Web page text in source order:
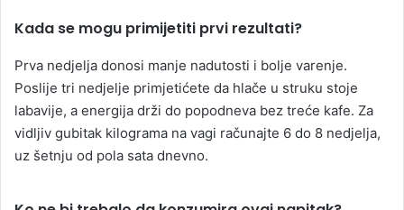
Kada se mogu primijetiti prvi rezultati?
Prva nedjelja donosi manje nadutosti i bolje varenje.
Poslije tri nedjelje primjetićete da hlače u struku stoje
labavije, a energija drži do popodneva bez treće kafe. Za
vidljiv gubitak kilograma na vagi računajte 6 do 8 nedjelja,
uz šetnju od pola sata dnevno.